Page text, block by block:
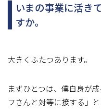
いまの事業に活き
すか。
大きくふたつあります。
まずひとつは、僕自身が
フさんと対等に接する」